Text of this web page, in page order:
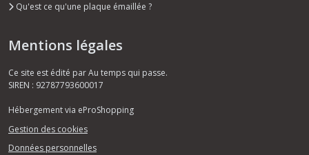
Qu'est ce qu'une plaque émaillée ?
Mentions légales
Ce site est édité par Au temps qui passe.
SIREN : 92787793600017
Hébergement via eProShopping
Gestion des cookies
Données personnelles